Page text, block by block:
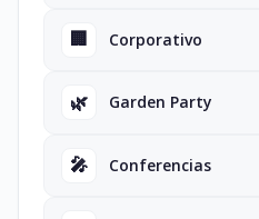
🏢 Corporativo
🌿 Garden Party
🎤 Conferencias